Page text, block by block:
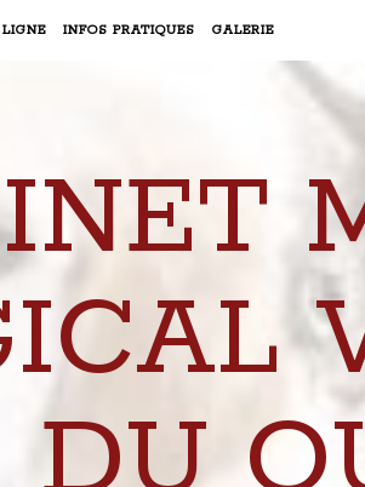
INFOS PRATIQUES GALERIE